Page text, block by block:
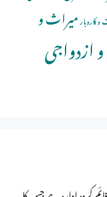
کاروبارمیراث و
ازدواجی